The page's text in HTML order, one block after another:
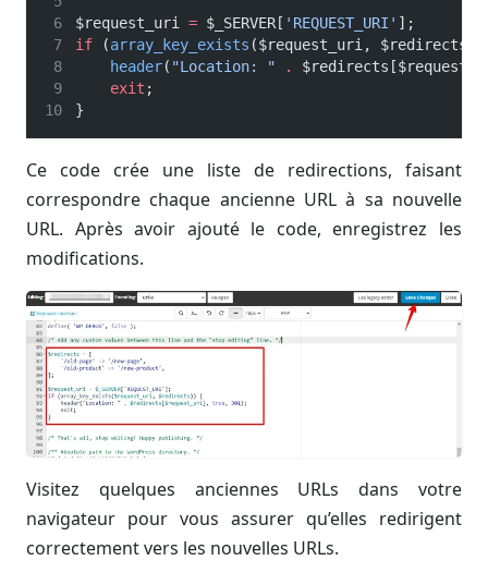
$request_uri = $_SERVER[ 'REQUEST_URI' ];
if (array_key_exists ($request_uri,
header( "Location: " .
exit ;
}
Ce code crée une liste de redirections, faisant
correspondre chaque ancienne URL à sa nouvelle
URL. Après avoir ajouté le code, enregistrez les
modifications.
Visitez quelques anciennes URLs dans votre
navigateur pour vous assurer qu’elles redirigent
correctement vers les nouvelles URLs.